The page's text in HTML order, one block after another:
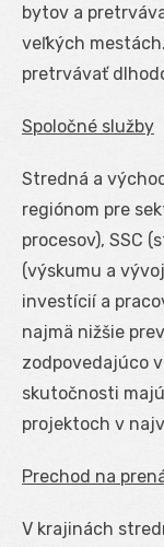
bytov a
veľkých
pretrvávať
Spoločné služby
Stredná a
regiónom pre
procesov), SSC
(výskumu a
investícií a
najmä nižšie
zodpovedajúco
skutočnosti
projektoch v
Prechod na
V krajinách